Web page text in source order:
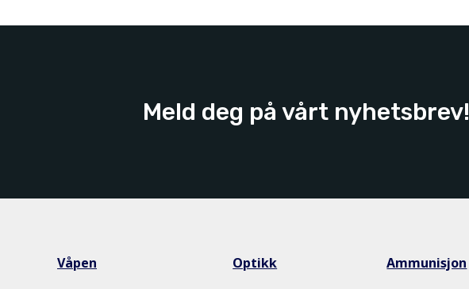
Meld deg på vårt nyhetsbrev!
Våpen Optikk Ammunisjon